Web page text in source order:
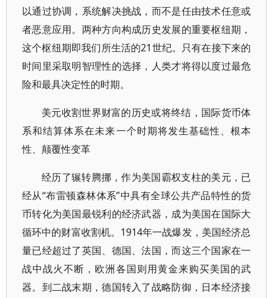
以通过协调，系统解决挑战，而不是任由技术任意或
者恶意应用。两种方向构成历史发展的重要枢纽期，
这个枢纽期即我们所生活的21世纪。只有在接下来的
时间里采取明智理性的选择，人类才将得以度过最危
险和最具决定性的时期。
美元收割世界财富的历史或将终结，国际货币体
系和结算体系在未来一个时期将发生基础性、根本
性、颠覆性变革
经历了辗转腾挪，作为美国霸权支柱的美元，已
经从“布雷顿森林体系”中具有全球公共产品特性的货
币转化为美国最锐利的经济武器，成为美国在国际大
循环中的财富收割机。1914年一战爆发，美国经济总
量已经超过了英国、德国、法国，而这三个国家在一
战中战火不断，欧洲各国则用黄金来购买美国的武
器。到二战末期，德国转入了战略防御，日本经济接